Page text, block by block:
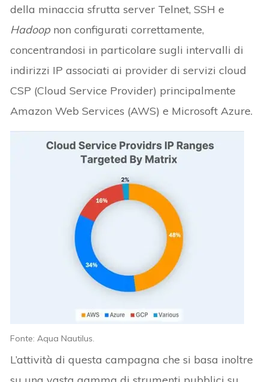
della minaccia sfrutta server Telnet, SSH e
Hadoop non configurati correttamente,
concentrandosi in particolare sugli intervalli di
indirizzi IP associati ai provider di servizi cloud
CSP (Cloud Service Provider) principalmente
Amazon Web Services (AWS) e Microsoft Azure.
Fonte: Aqua Nautilus.
L’attività di questa campagna che si basa inoltre